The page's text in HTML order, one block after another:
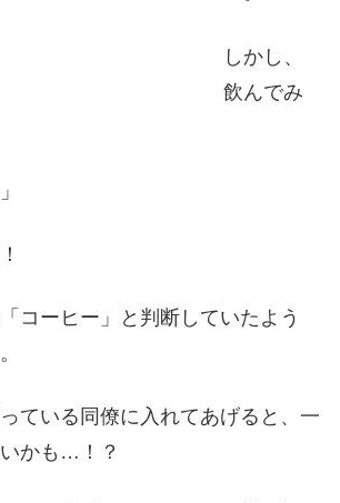
しかし、
飲んでみ
コーヒー」と判断していたよう
ている同僚に入れてあげると、一
かも…！？